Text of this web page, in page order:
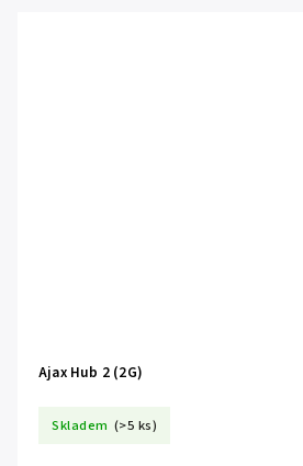
Ajax Hub 2 (2G)
Skladem (>5 ks)